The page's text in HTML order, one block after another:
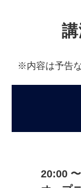
※内容は予告
20:00